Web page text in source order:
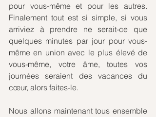
pour vous-même et pour les autres.
Finalement tout est si simple, si vous
arriviez à prendre ne serait-ce que
quelques minutes par jour pour vous-
même en union avec le plus élevé de
vous-même, votre âme, toutes vos
journées seraient des vacances du
cœur, alors faites-le.
Nous allons maintenant tous ensemble